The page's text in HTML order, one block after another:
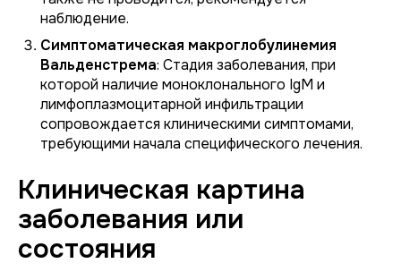
наблюдение.
Симптоматическая макроглобулинемия
Вальденстрема: Стадия заболевания, при
которой наличие моноклонального IgM и
лимфоплазмоцитарной инфильтрации
сопровождается клиническими симптомами,
требующими начала специфического лечения.
Клиническая картина
заболевания или
состояния